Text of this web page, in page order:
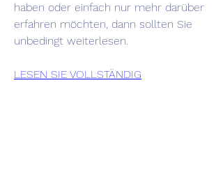
haben oder einfach nur mehr darüber
erfahren möchten, dann sollten Sie
unbedingt weiterlesen.
LESEN SIE VOLLSTÄNDIG